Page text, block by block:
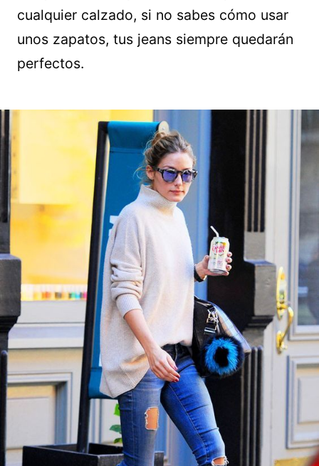
cualquier calzado, si no sabes cómo usar
unos zapatos, tus jeans siempre quedarán
perfectos.